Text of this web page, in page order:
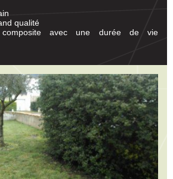
qualité
avec une durée de vie